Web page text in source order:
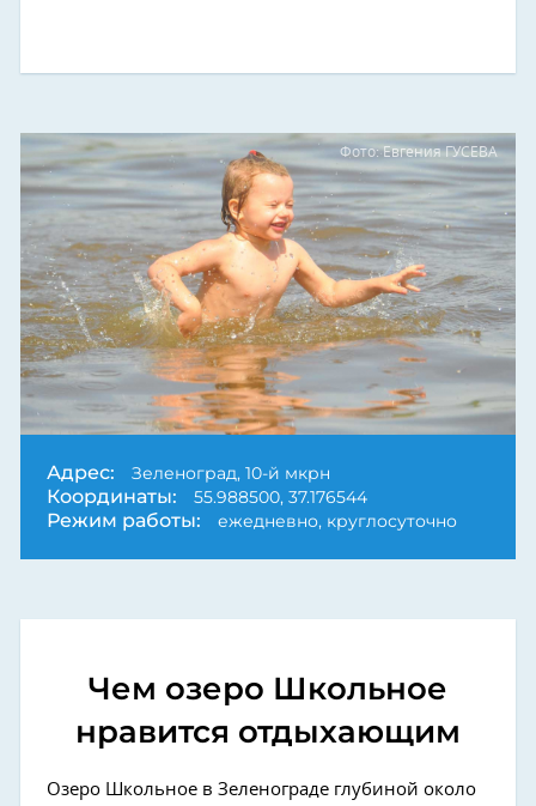
Фото: Евгения ГУСЕВА
Адрес: Зеленоград, 10-й мкрн
Координаты: 55.988500, 37.176544
Режим работы: ежедневно, круглосуточно
Чем озеро Школьное
нравится отдыхающим
Озеро Школьное в Зеленограде глубиной около